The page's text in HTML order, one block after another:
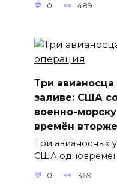
0 489
Три
заливе: США
военно-
времён
Три авианосных
США
0 369